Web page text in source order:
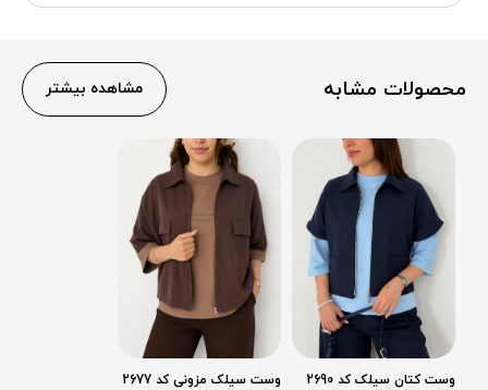
محصولات مشابه مشاهده بیشتر
وست کتان سیلک کد 2690 وست سیلک مزونی کد 2677